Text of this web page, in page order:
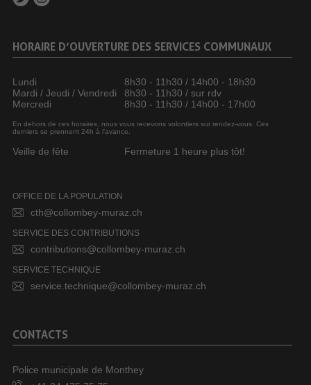
HORAIRE D’OUVERTURE DES SERVICES COMMUNAUX
Lundi
8h30 - 11h30 / 14h00 - 18h30
Mardi / Jeudi / Vendredi
8h30 - 11h30 / sur rdv
Mercredi
8h30 - 11h30 / 14h00 - 17h00
En dehors de ces horaires, nous vous recevons volontiers sur rendez-vous. Ces
derniers se prennent 24h à l’avance.
Veille de fête Fermeture 1 heure plus tôt!
OFFICE DE LA POPULATION
cth@collombey-muraz.ch
SERVICE DES CONTRIBUTIONS
contributions@collombey-muraz.ch
SERVICE TECHNIQUE
service.technique@collombey-muraz.ch
CONTACTS
Police municipale de Monthey